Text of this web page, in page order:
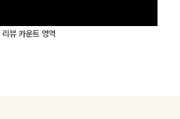
리뷰 카운트 영역